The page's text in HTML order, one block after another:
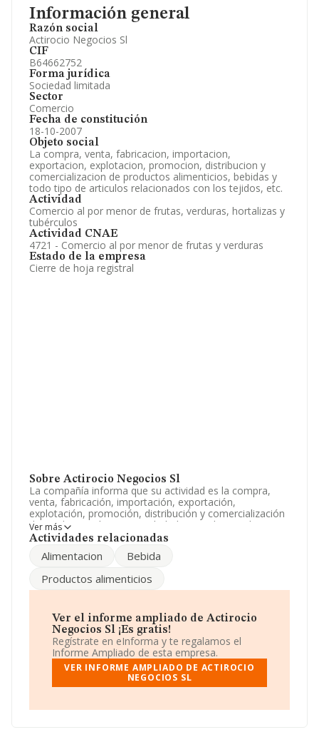
Información general
Razón social
Actirocio Negocios Sl
CIF
B64662752
Forma jurídica
Sociedad limitada
Sector
Comercio
Fecha de constitución
18-10-2007
Objeto social
La compra, venta, fabricacion, importacion,
exportacion, explotacion, promocion, distribucion y
comercializacion de productos alimenticios, bebidas y
todo tipo de articulos relacionados con los tejidos, etc.
Actividad
Comercio al por menor de frutas, verduras, hortalizas y
tubérculos
Actividad CNAE
4721 - Comercio al por menor de frutas y verduras
Estado de la empresa
Cierre de hoja registral
Sobre Actirocio Negocios Sl
La compañía informa que su actividad es la compra,
venta, fabricación, importación, exportación,
explotación, promoción, distribución y comercialización
de productos alimenticios, bebidas y todo tipo de
artículos relacionados con los tejidos, etc. La empresa
con código 'Comercio al por menor de frutas y
empresa no tiene actividad en mercados exteriores.
reducción del 25% y atendiendo a los datos disponibles
en INFORMA, ese número ha estado por encima de la
media de sector.
La sociedadActirocio Negocios S.L, B64662752, se
encuentra en Calle Gava núm. 19 Loc 1, (08014), en el
municipio de Barcelona, Cataluña.
Con los datos a disposición de INFORMA sobre 5.325
Ver más
Actividades relacionadas
Alimentacion
Bebida
Productos alimenticios
Ver el informe ampliado de Actirocio
Negocios Sl ¡Es gratis!
Regístrate en eInforma y te regalamos el
Informe Ampliado de esta empresa.
VER INFORME AMPLIADO DE ACTIROCIO
NEGOCIOS SL
Información oficial y registral complementaria.